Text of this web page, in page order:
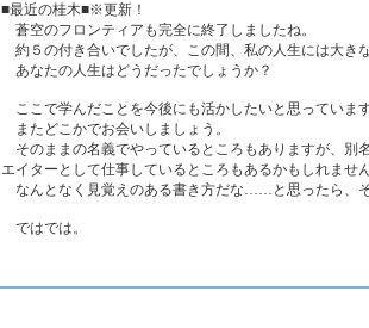
■最近の桂木■※更新！
蒼空のフロンティアも完全に終了しましたね。
約５の付き合いでしたが、この間、私の人生には大き
あなたの人生はどうだったでしょうか？
ここで学んだことを今後にも活かしたいと思っています
またどこかでお会いしましょう。
そのままの名義でやっているところもありますが、別
エイターとして仕事しているところもあるかもしれません
なんとなく見覚えのある書き方だな……と思ったら、そ
ではでは。